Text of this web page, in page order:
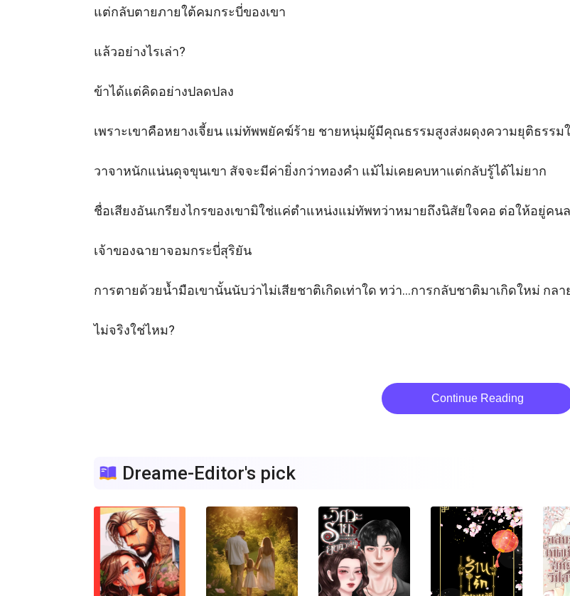
แต่กลับตายภายใต้คมกระบี่ของเขา
แล้วอย่างไรเล่า?
ข้าได้แต่คิดอย่างปลดปลง
เพราะเขาคือหยางเจี้ยน แม่ทัพพยัคฆ์ร้าย ชายหนุ่มผู้มีคุณธรรมสูงส่งผดุงความยุติธรร
วาจาหนักแน่นดุจขุนเขา สัจจะมีค่ายิ่งกว่าทองคำ แม้ไม่เคยคบหาแต่กลับรู้ได้ไม่ยาก
ชื่อเสียงอันเกรียงไกรของเขามิใช่แค่ตำแหน่งแม่ทัพทว่าหมายถึงนิสัยใจคอ ต่อให้อยู่คน
เจ้าของฉายาจอมกระบี่สุริยัน
การตายด้วยน้ำมือเขานั้นนับว่าไม่เสียชาติเกิดเท่าใด ทว่า...การกลับชาติมาเกิดใหม่ กล
ไม่จริงใช่ไหม?
Continue Reading
Dreame-Editor's pick